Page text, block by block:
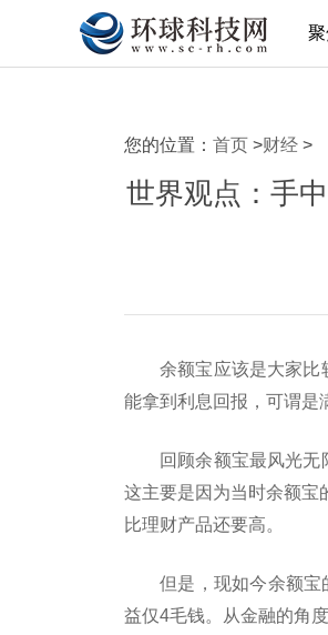
您的位置： 首页 >财经 >
世界观点：手
余额宝应该是大家比
能拿到利息回报，可谓是
回顾余额宝最风光无
这主要是因为当时余额宝
比理财产品还要高。
但是，现如今余额宝
益仅4毛钱。从金融的角